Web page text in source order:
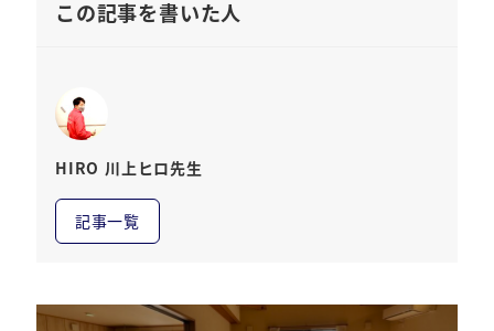
この記事を書いた人
HIRO 川上ヒロ先生
記事一覧